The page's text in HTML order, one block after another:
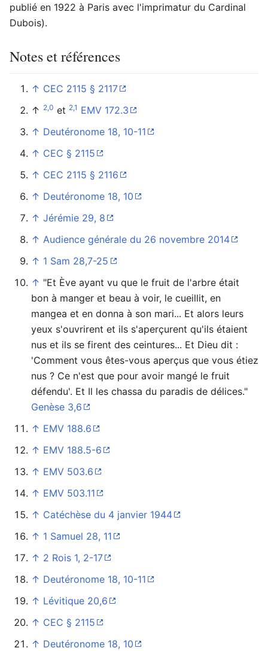
publié en 1922 à Paris avec l'imprimatur du Cardinal
Dubois).
Notes et références
↑ CEC 2115 § 2117
↑ 2,0 et 2,1 EMV 172.3
↑ Deutéronome 18, 10-11
↑ CEC § 2115
↑ CEC 2115 § 2116
↑ Deutéronome 18, 10
↑ Jérémie 29, 8
↑ Audience générale du 26 novembre 2014
↑ 1 Sam 28,7-25
↑ "Et Ève ayant vu que le fruit de l'arbre était
bon à manger et beau à voir, le cueillit, en
mangea et en donna à son mari... Et alors leurs
yeux s'ouvrirent et ils s'aperçurent qu'ils étaient
nus et ils se firent des ceintures... Et Dieu dit :
'Comment vous êtes-vous aperçus que vous étiez
nus ? Ce n'est que pour avoir mangé le fruit
défendu'. Et Il les chassa du paradis de délices."
Genèse 3,6
↑ EMV 188.6
↑ EMV 188.5-6
↑ EMV 503.6
↑ EMV 503.11
↑ Catéchèse du 4 janvier 1944
↑ 1 Samuel 28, 11
↑ 2 Rois 1, 2-17
↑ Deutéronome 18, 10-11
↑ Lévitique 20,6
↑ CEC § 2115
↑ Deutéronome 18, 10